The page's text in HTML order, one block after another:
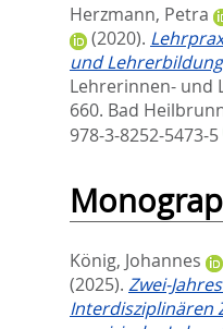
Herzmann, Petra
(2020).
und
Lehrerinnen- und
660. Bad
978-3-8252-5473-5
König, Johannes
(2025). Zwei-
Interdisziplinären